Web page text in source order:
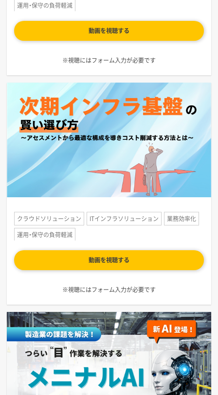
運用・保守の負荷軽減
動画を視聴する
※視聴にはフォーム入力が必要です
クラウドソリューション ITインフラソリューション
業務効率化
運用・保守の負荷軽減
動画を視聴する
※視聴にはフォーム入力が必要です